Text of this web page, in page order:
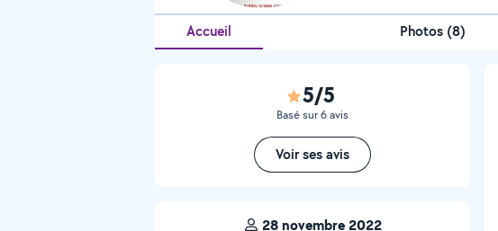
Accueil Photos (8)
5/5
Basé sur 6 avis
Voir ses avis
28 novembre 2022